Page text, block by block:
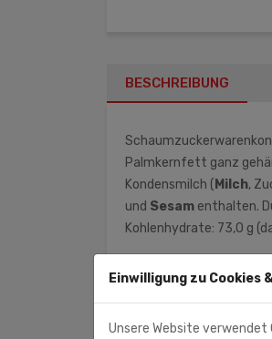
BESCHREIBUNG
Palmkernfett ganz
Kondensmilch ( Milch,
und Sesam enthalten.
Kohlenhydrate: 73,0 g
Monolith Süd GmbH
Ohmstr. 7
71083 Herrenberg
Einwilligung zu
Unsere Website verwendet